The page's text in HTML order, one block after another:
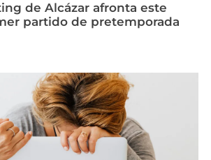
de Alcázar afronta este
partido de pretemporada